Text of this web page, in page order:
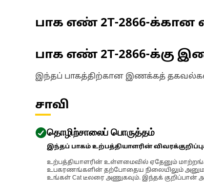
பாக எண் 2T-2866-க்கான
பாக எண் 2T-2866-க்கு
இந்தப் பாகத்திற்கான இணக்கத்
சாவி
தொழிற்சாலைப் பொருத்தம்
இந்தப் பாகம் உற்பத்தியாளரின்
உற்பத்தியாளரின் உள்ளமைவில் ஏதேனும்
உபகரணங்களின் தற்போதைய நிலையிலும்
உங்கள் Cat டீலரை அணுகவும். இந்தக் குறிப்பான்